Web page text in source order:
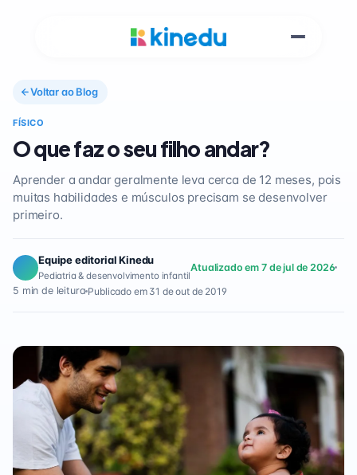
Voltar ao Blog
FÍSICO
O que faz o seu filho andar?
Aprender a andar geralmente leva cerca de 12 meses, pois
muitas habilidades e músculos precisam se desenvolver
primeiro.
Equipe editorial Kinedu
Pediatria & desenvolvimento infantil
Atualizado em 7 de jul de 2026
5 min de leitura Publicado em 31 de out de 2019